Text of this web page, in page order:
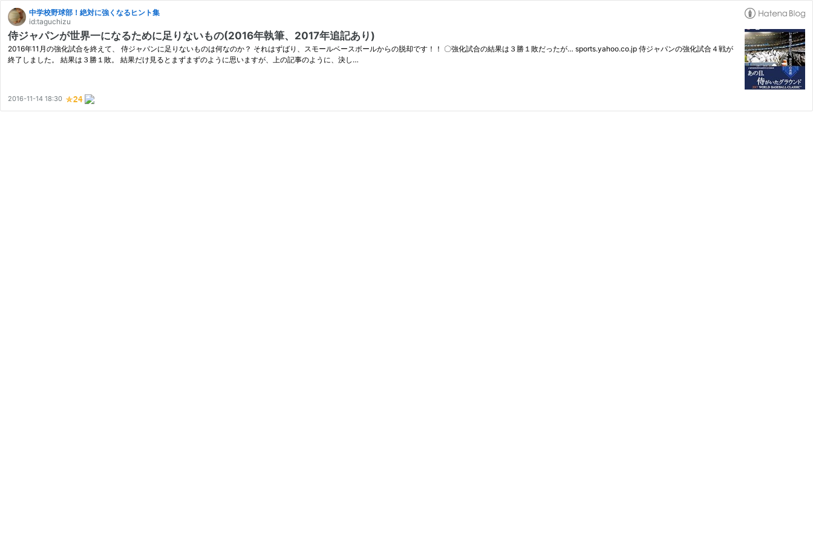
中学校野球部！絶対に強くなるヒント集
id:taguchizu
侍ジャパンが世界一になるために足りないもの(2016年執筆、2017年追記あり)
2016年11月の強化試合を終えて、 侍ジャパンに足りないものは何なのか？ それはずばり、スモールベースボールからの脱却です！！ 〇強化試合の結果は３勝１敗だったが… sports.yahoo.co.jp 侍ジャパンの強化試合４戦が
終了しました。 結果は３勝１敗。 結果だけ見るとまずまずのように思いますが、上の記事のように、決し…
2016-11-14 18:30